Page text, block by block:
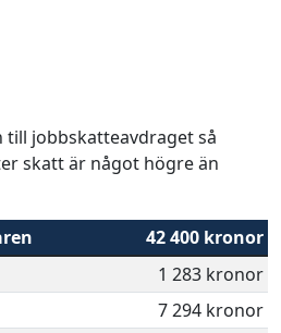
till jobbskatteavdraget så
skatt är något högre än
42 400 kronor
1 283 kronor
7 294 kronor